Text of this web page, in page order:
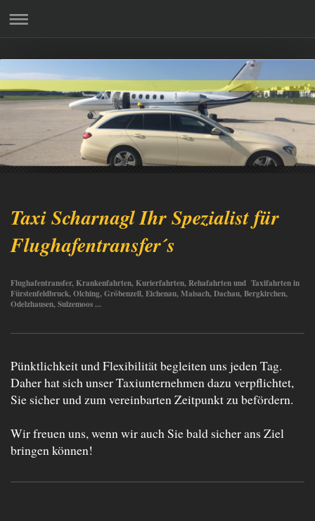
Taxi Scharnagl Ihr Spezialist für
Flughafentransfer´s
Flughafentransfer, Krankenfahrten, Kurierfahrten, Rehafahrten und Taxifahrten in
Fürstenfeldbruck, Olching, Gröbenzell, Eichenau, Maisach, Dachau, Bergkirchen,
Odelzhausen, Sulzemoos ...
Pünktlichkeit und Flexibilität begleiten uns jeden Tag.
Daher hat sich unser Taxiunternehmen dazu verpflichtet,
Sie sicher und zum vereinbarten Zeitpunkt zu befördern.
Wir freuen uns, wenn wir auch Sie bald sicher ans Ziel
bringen können!